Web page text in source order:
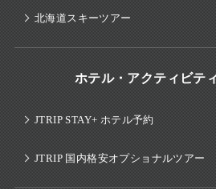
北海道スキーツアー
ホテル・アクティビテ
JTRIP STAY+ ホテル予約
JTRIP 国内格安オプショナルツアー